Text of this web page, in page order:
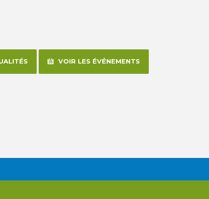
VOIR LES ÉVÉNEMENTS